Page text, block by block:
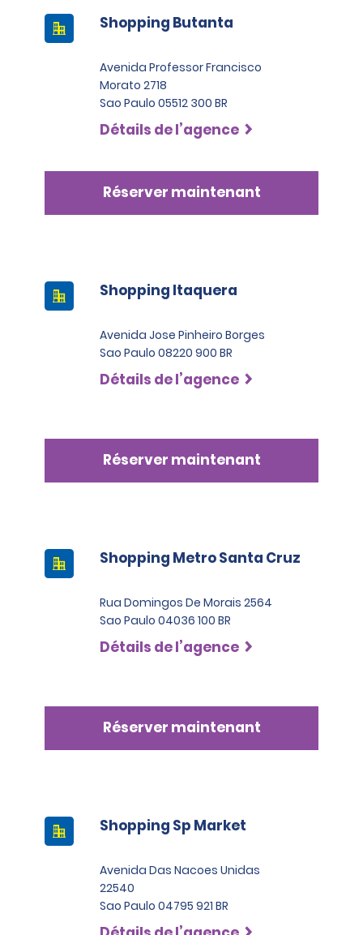
Shopping Butanta
Avenida Professor Francisco
Morato 2718
Sao Paulo 05512 300 BR
Détails de l’agence
Réserver maintenant
Shopping Itaquera
Avenida Jose Pinheiro Borges
Sao Paulo 08220 900 BR
Détails de l’agence
Réserver maintenant
Shopping Metro Santa Cruz
Rua Domingos De Morais 2564
Sao Paulo 04036 100 BR
Détails de l’agence
Réserver maintenant
Shopping Sp Market
Avenida Das Nacoes Unidas
22540
Sao Paulo 04795 921 BR